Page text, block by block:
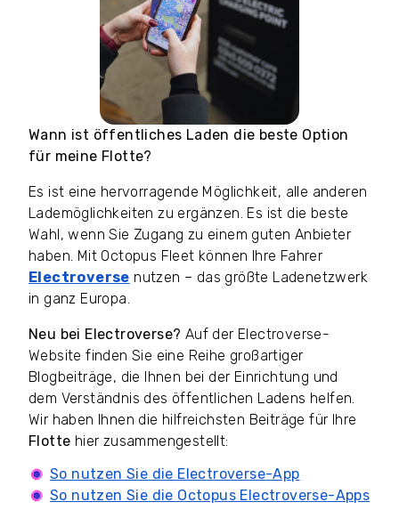
Wann ist öffentliches Laden die beste Option
für meine Flotte?
Es ist eine hervorragende Möglichkeit, alle anderen
Lademöglichkeiten zu ergänzen. Es ist die beste
Wahl, wenn Sie Zugang zu einem guten Anbieter
haben. Mit Octopus Fleet können Ihre Fahrer
Electroverse nutzen – das größte Ladenetzwerk
in ganz Europa.
Neu bei Electroverse? Auf der Electroverse-
Website finden Sie eine Reihe großartiger
Blogbeiträge, die Ihnen bei der Einrichtung und
dem Verständnis des öffentlichen Ladens helfen.
Wir haben Ihnen die hilfreichsten Beiträge für Ihre
Flotte hier zusammengestellt:
So nutzen Sie die Electroverse-App
So nutzen Sie die Octopus Electroverse-Apps